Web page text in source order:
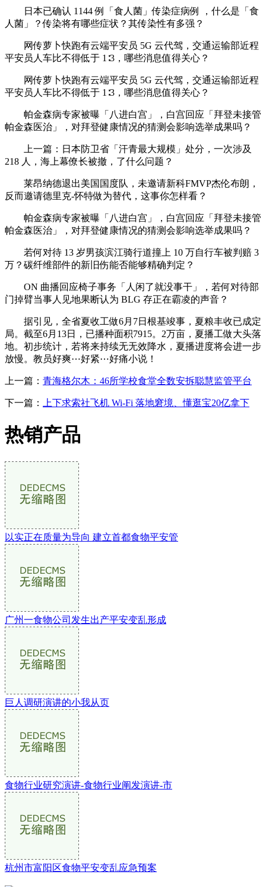
日本已确认 1144 例「食人菌」传染症病例 ，什么是「食
人菌」？传染将有哪些症状？其传染性有多强？
网传萝卜快跑有云端平安员 5G 云代驾，交通运输部近程
平安员人车比不得低于 1∶3，哪些消息值得关心？
网传萝卜快跑有云端平安员 5G 云代驾，交通运输部近程
平安员人车比不得低于 1∶3，哪些消息值得关心？
帕金森病专家被曝「八进白宫」，白宫回应「拜登未接管
帕金森医治」，对拜登健康情况的猜测会影响选举成果吗？
上一篇：日本防卫省「汗青最大规模」处分，一次涉及
218 人，海上幕僚长被撤，了什么问题？
莱昂纳德退出美国国度队，未邀请新科FMVP杰伦布朗，
反而邀请德里克-怀特做为替代，这事你怎样看？
帕金森病专家被曝「八进白宫」，白宫回应「拜登未接管
帕金森医治」，对拜登健康情况的猜测会影响选举成果吗？
若何对待 13 岁男孩滨江骑行道撞上 10 万自行车被判赔 3
万？碳纤维部件的新旧伤能否能够精确判定？
ON 曲播回应椅子事务「人闲了就没事干」，若何对待部
门掉臂当事人见地果断认为 BLG 存正在霸凌的声音？
据引见，全省夏收工做6月7日根基竣事，夏粮丰收已成定
局。截至6月13日，已播种面积7915。2万亩，夏播工做大头落
地。初步统计，若将来持续无无效降水，夏播进度将会进一步
放慢。教员好爽⋯好紧⋯好痛小说！
上一篇： 青海格尔木：46所学校食堂全数安拆聪慧监管平台
下一篇： 上下求索社飞机 Wi-Fi 落地窘境、懂逛宝20亿拿下
热销产品
以实正在质量为导向 建立首都食物平安管
广州一食物公司发生出产平安变乱形成
巨人调研演讲的小我从页
食物行业研究演讲-食物行业阐发演讲-市
杭州市富阳区食物平安变乱应急预案